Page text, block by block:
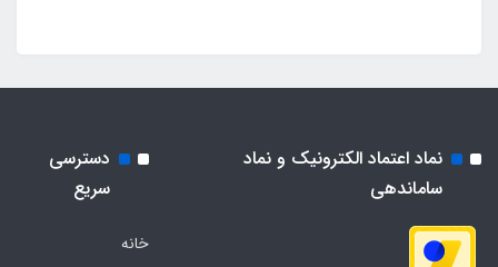
نماد اعتماد الکترونیک و نماد
ساماندهی
دسترسی
سریع
خانه